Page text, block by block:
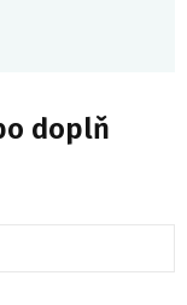
doplň